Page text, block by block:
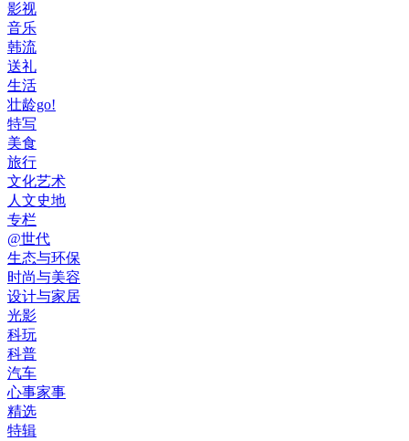
影视
音乐
韩流
送礼
生活
壮龄go!
特写
美食
旅行
文化艺术
人文史地
专栏
@世代
生态与环保
时尚与美容
设计与家居
光影
科玩
科普
汽车
心事家事
精选
特辑